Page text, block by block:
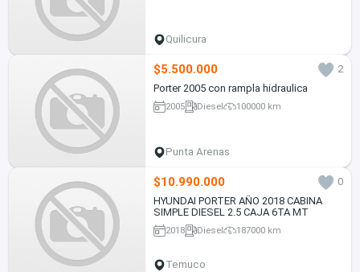
Quilicura
$5.500.000
2
Porter 2005 con rampla hidraulica
2005 Diesel 100000 km
Punta Arenas
$10.990.000
0
HYUNDAI PORTER AÑO 2018 CABINA
SIMPLE DIESEL 2.5 CAJA 6TA MT
2018 Diesel 187000 km
Temuco